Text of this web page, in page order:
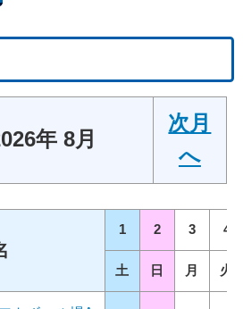
年 8月
次月
へ
1 2 3 4
土 日 月 火